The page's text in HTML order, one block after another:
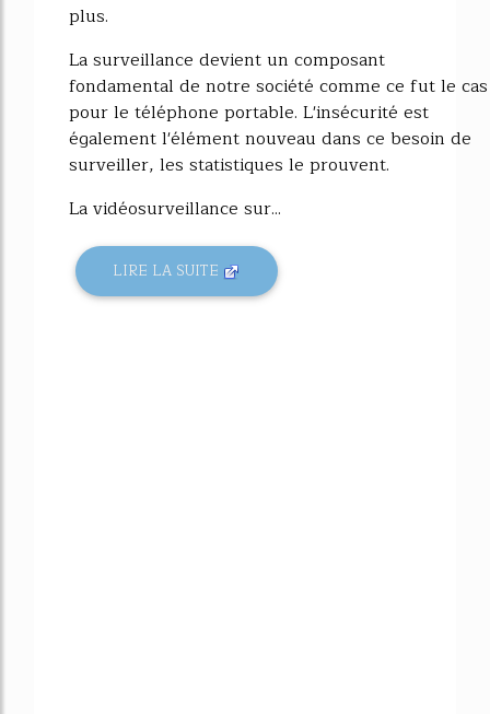
plus.
La surveillance devient un composant
fondamental de notre société comme ce fut le cas
pour le téléphone portable. L'insécurité est
également l'élément nouveau dans ce besoin de
surveiller, les statistiques le prouvent.
La vidéosurveillance sur...
LIRE LA SUITE